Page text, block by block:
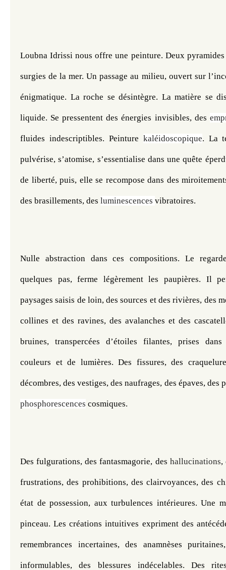
Loubna Idrissi nous offre une peinture. Deux pyramides
surgies de la mer. Un passage au milieu, ouvert sur
énigmatique. La roche se désintègre. La matière se
liquide. Se pressentent des énergies invisibles, des
fluides indescriptibles. Peinture kaléidoscopique. La
pulvérise, s’atomise, s’essentialise dans une quête
de liberté, puis, elle se recompose dans des
des brasillements, des luminescences vibratoires.
Nulle abstraction dans ces compositions. Le
quelques pas, ferme légèrement les paupières. Il
paysages saisis de loin, des sources et des rivières, des
collines et des ravines, des avalanches et des
bruines, transpercées d’étoiles filantes, prises
couleurs et de lumières. Des fissures, des
décombres, des vestiges, des naufrages, des épaves, des
phosphorescences cosmiques.
Des fulgurations, des fantasmagorie, des hallucinations,
frustrations, des prohibitions, des clairvoyances, des
état de possession, aux turbulences intérieures. Une
pinceau. Les créations intuitives expriment des
remembrances incertaines, des anamnèses
informulables, des blessures indécelables. Des